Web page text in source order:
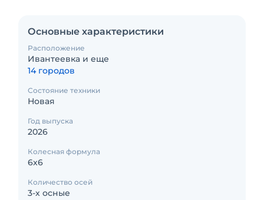
Основные характеристики
Расположение
Ивантеевка и еще
14 городов
Состояние техники
Новая
Год выпуска
2026
Колесная формула
6x6
Количество осей
3-х осные